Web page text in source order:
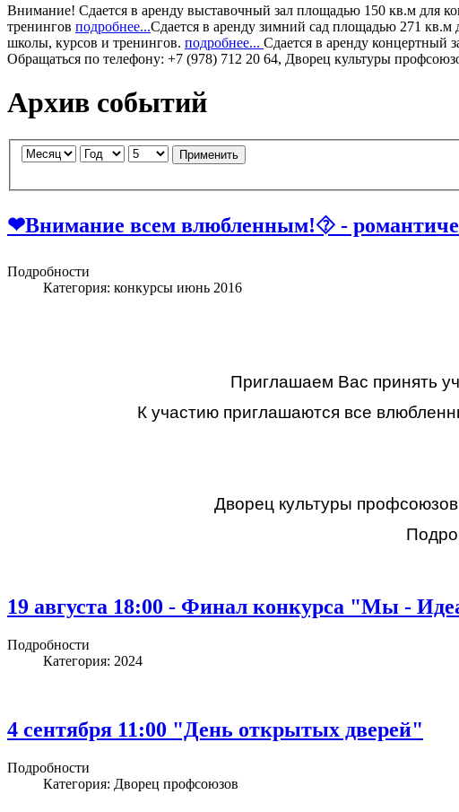
Внимание! Сдается в аренду выставочный зал площадью 150 кв.м для
тренингов подробнее...Сдается в аренду зимний сад площадью 271 кв.м
школы, курсов и тренингов. подробнее... Сдается в аренду концертный
Обращаться по телефону: +7 (978) 712 20 64, Дворец культуры
Архив событий
Применить
❤Внимание всем влюбленным!⯑ -
Подробности
Категория: конкурсы июнь 2016
Приглашаем Вас принять
К участию приглашаются все
Дворец культуры
19 августа 18:00 - Финал конкурса "Мы -
Подробности
Категория: 2024
4 сентября 11:00 "День открытых дверей"
Подробности
Категория: Дворец профсоюзов